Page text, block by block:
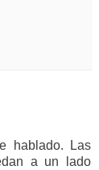
hablado. Las
a un lado